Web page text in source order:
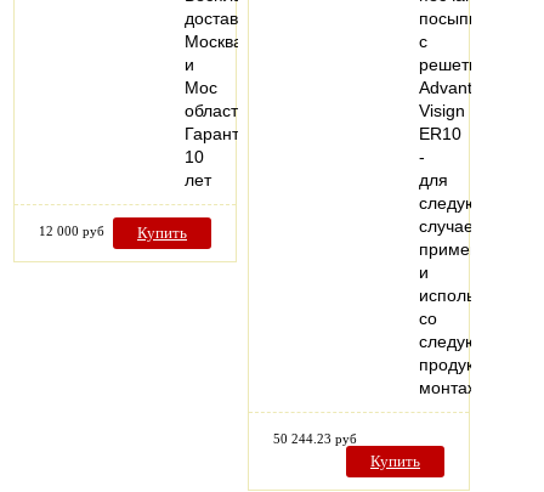
доставка
Москва
и
Мос
область
Гарантия
10
лет
12 000 руб Купить
посыпкой,
с
решеткой
Advantix
Visign
ER10
-
для
следующих
случаев
применения
и
использования
со
следующей
продукцией:
монтаж…
50 244.23 руб
Купить